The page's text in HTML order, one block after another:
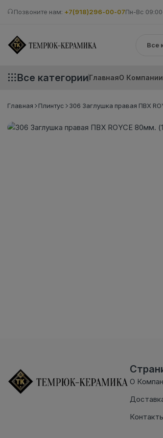
Позвоните нам: +7(918)296-00-07Пн-Вс
Все категорииГлавнаяО Компании
Главная Плинтус 306 Заглушка правая ПВХ
О